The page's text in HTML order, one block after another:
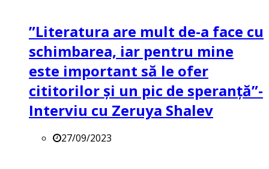
”Literatura are mult de-a face cu
schimbarea, iar pentru mine
este important să le ofer
cititorilor și un pic de speranță”-
Interviu cu Zeruya Shalev
27/09/2023